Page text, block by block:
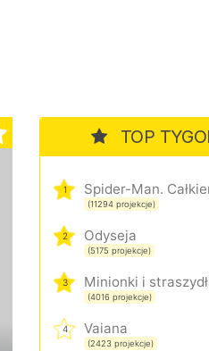
TOP
1
(11294 projekcje)
2 Odyseja
(5175 projekcje)
3 Minionki i
(4016 projekcje)
4 Vaiana
(2423 projekcje)